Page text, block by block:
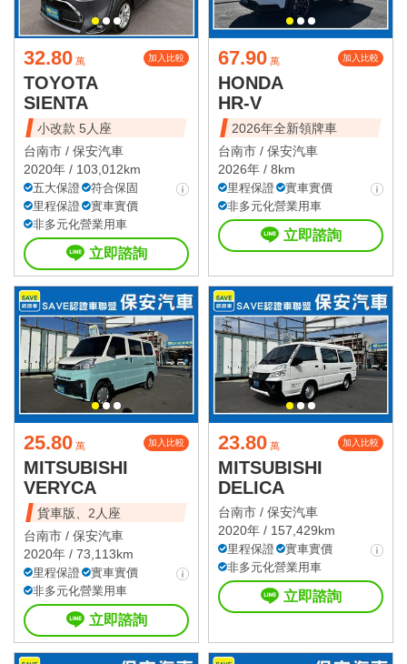
32.80 萬 加入比較
TOYOTA
SIENTA
小改款 5人座
台南市 / 保安汽車
2020年 / 103,012km
五大保證
符合保固
里程保證
實車實價
非多元化營業用車
立即諮詢
67.90 萬 加入比較
HONDA
HR-V
2026年全新領牌車
台南市 / 保安汽車
2026年 / 8km
里程保證
實車實價
非多元化營業用車
立即諮詢
25.80 萬 加入比較
MITSUBISHI
VERYCA
貨車版、2人座
台南市 / 保安汽車
2020年 / 73,113km
里程保證
實車實價
非多元化營業用車
立即諮詢
23.80 萬 加入比較
MITSUBISHI
DELICA
台南市 / 保安汽車
2020年 / 157,429km
里程保證
實車實價
非多元化營業用車
立即諮詢